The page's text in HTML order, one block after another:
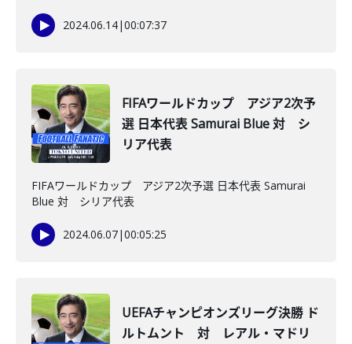
2024.06.14|00:07:37
FIFAワールドカップ アジア2次予
選 日本代表 Samurai Blue 対 シ
リア代表
FIFAワールドカップ アジア2次予選 日本代表 Samurai
Blue 対 シリア代表
2024.06.07|00:05:25
UEFAチャンピオンズリーグ決勝 ド
ルトムント 対 レアル・マドリ